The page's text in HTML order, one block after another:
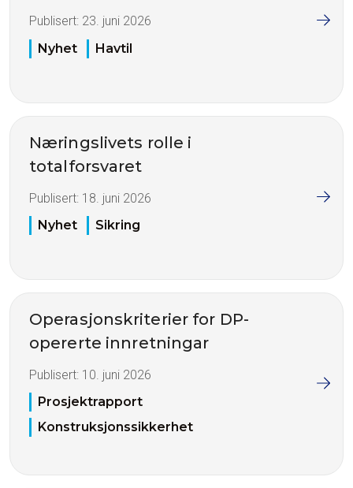
Publisert: 23. juni 2026
Nyhet
Havtil
Næringslivets rolle i
totalforsvaret
Publisert: 18. juni 2026
Nyhet
Sikring
Operasjonskriterier for DP-
opererte innretningar
Publisert: 10. juni 2026
Prosjektrapport
Konstruksjonssikkerhet